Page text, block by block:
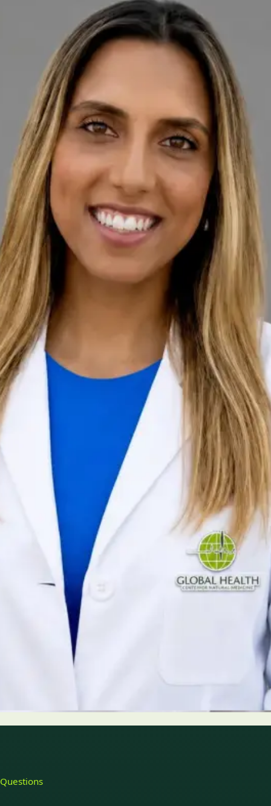
Dra. Ana Leal Neto
Registo
OM | 60410
Idiomas
English, Portuguese, French
Ver perfil
PORTUGAL
Médica e Psicóloga Clínica
Dra. Joana Branco Maia
Registo
OM | 64572
Idiomas
Portuguese, English, Spanish
Escolher horário
Ver perfil
PORTUGAL
Médica de Clínica Geral e Medicina Familiar
Dra. Margarida Domingues e Andrade
OM | 78297
Portuguese, English, Spanish
Questions